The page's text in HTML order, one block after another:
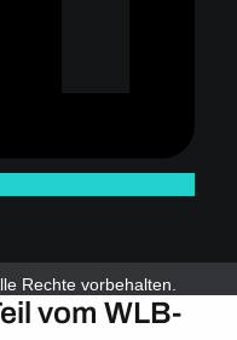
Rechte vorbehalten.
vom WLB-